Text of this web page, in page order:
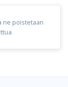
ne poistetaan